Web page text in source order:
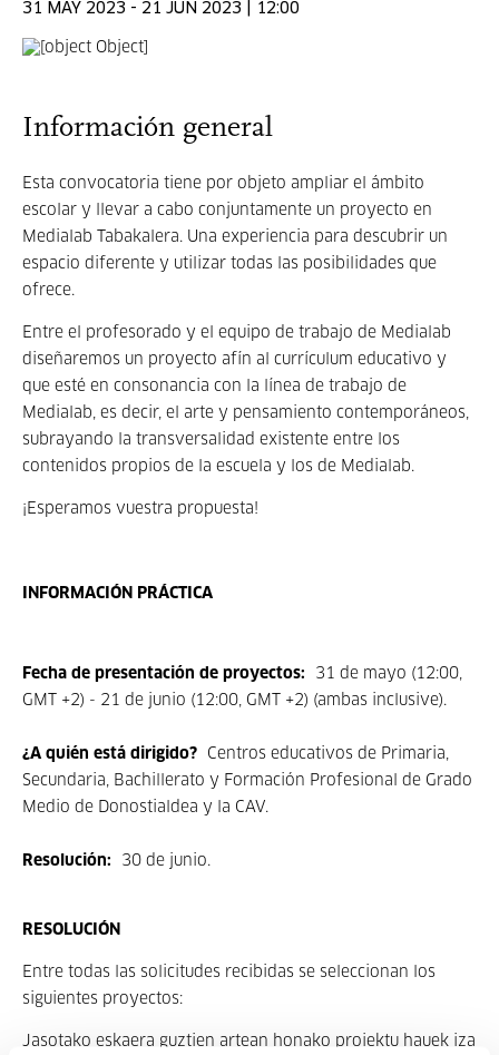
31 MAY 2023 - 21 JUN 2023 | 12:00
Información general
Esta convocatoria tiene por objeto ampliar el ámbito
escolar y llevar a cabo conjuntamente un proyecto en
Medialab Tabakalera. Una experiencia para descubrir un
espacio diferente y utilizar todas las posibilidades que
ofrece.
Entre el profesorado y el equipo de trabajo de Medialab
diseñaremos un proyecto afín al currículum educativo y
que esté en consonancia con la línea de trabajo de
Medialab, es decir, el arte y pensamiento contemporáneos,
subrayando la transversalidad existente entre los
contenidos propios de la escuela y los de Medialab.
¡Esperamos vuestra propuesta!
INFORMACIÓN PRÁCTICA
Fecha de presentación de proyectos:
31 de mayo (12:00,
GMT +2) - 21 de junio (12:00, GMT +2) (ambas inclusive).
¿A quién está dirigido?
Centros educativos de Primaria,
Secundaria, Bachillerato y Formación Profesional de Grado
Medio de Donostialdea y la CAV.
Resolución: 30 de junio.
RESOLUCIÓN
Entre todas las solicitudes recibidas se seleccionan los
siguientes proyectos:
Jasotako eskaera guztien artean honako proiektu hauek iza